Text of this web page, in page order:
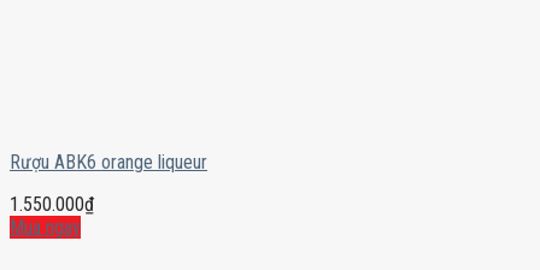
Rượu ABK6 orange liqueur
1.550.000₫
Mua ngay